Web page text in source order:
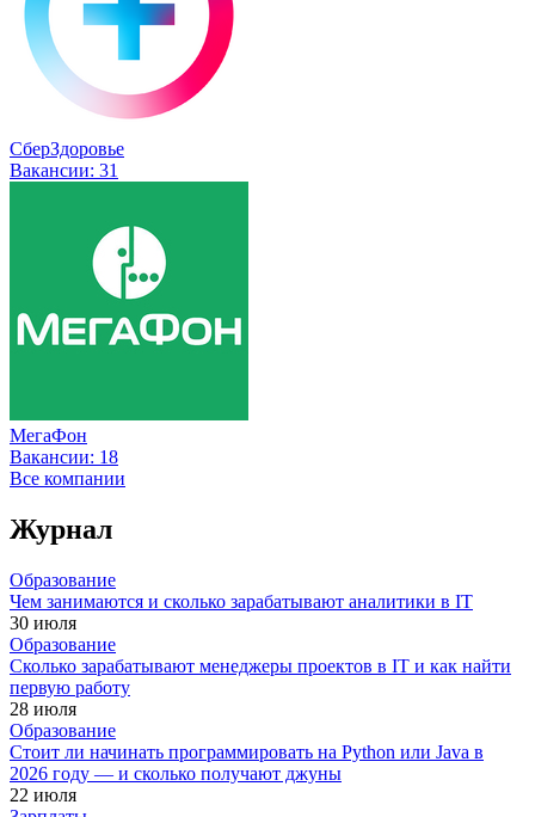
СберЗдоровье
Вакансии: 31
МегаФон
Вакансии: 18
Все компании
Журнал
Образование
Чем занимаются и сколько зарабатывают аналитики в IT
30 июля
Образование
Сколько зарабатывают менеджеры проектов в IT и как найти
первую работу
28 июля
Образование
Стоит ли начинать программировать на Python или Java в
2026 году — и сколько получают джуны
22 июля